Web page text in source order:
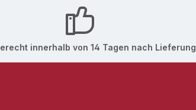
innerhalb von 14 Tagen nach Lieferung